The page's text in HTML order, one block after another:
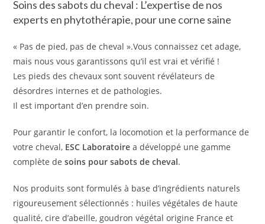
Soins des sabots du cheval : L’expertise de nos
experts en phytothérapie, pour une corne saine
« Pas de pied, pas de cheval ».Vous connaissez cet adage,
mais nous vous garantissons qu’il est vrai et vérifié !
Les pieds des chevaux sont souvent révélateurs de
désordres internes et de pathologies.
Il est important d’en prendre soin.
Pour garantir le confort, la locomotion et la performance de
votre cheval, ESC Laboratoire a développé une gamme
complète desoins pour sabots de cheval.
Nos produits sont formulés à base d’ingrédients naturels
rigoureusement sélectionnés : huiles végétales de haute
qualité, cire d’abeille, goudron végétal origine France et